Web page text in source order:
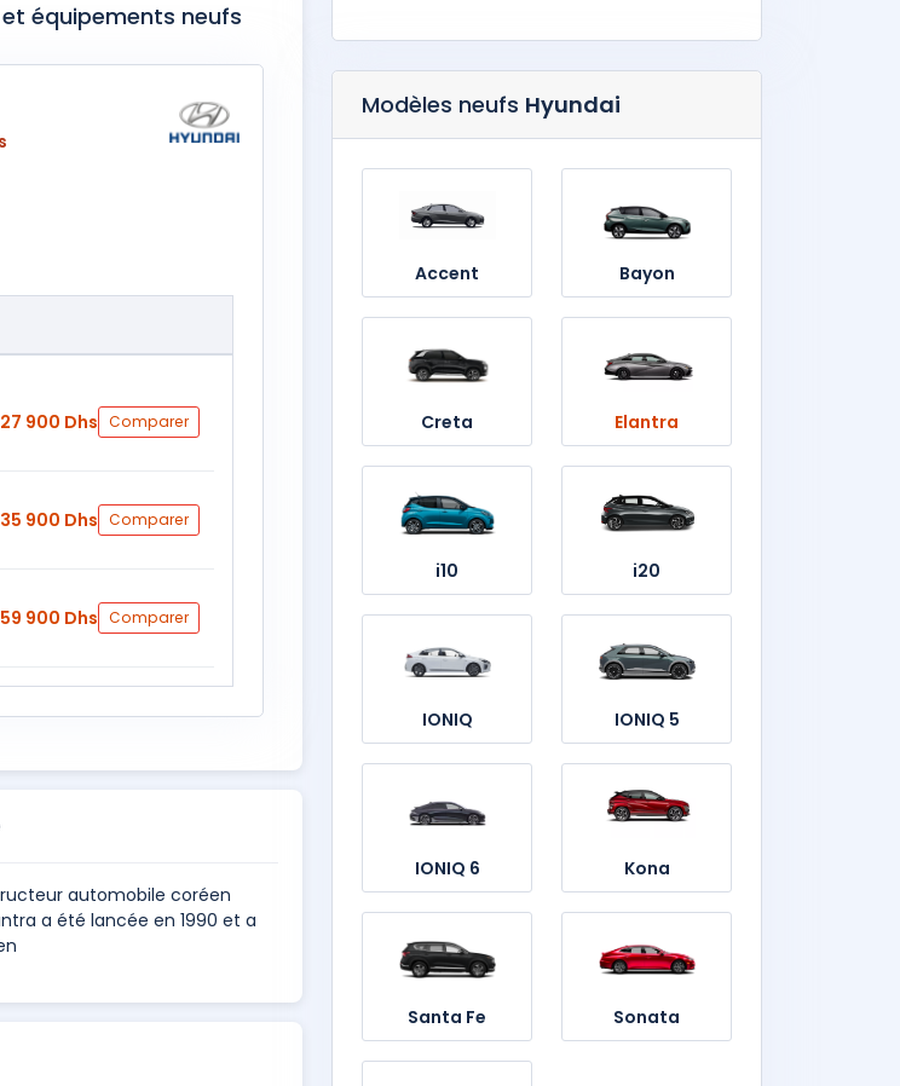
équipements neufs
900 Dhs Comparer
900 Dhs Comparer
900 Dhs Comparer
automobile coréen
a été lancée en 1990 et a
Modèles neufs Hyundai
Accent Bayon
Creta Elantra
i10 i20
IONIQ IONIQ 5
IONIQ 6 Kona
Santa Fe Sonata